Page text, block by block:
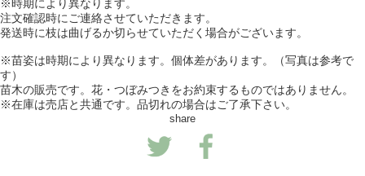
※時期により異なります。
注文確認時にご連絡させていただきます。
発送時に枝は曲げるか切らせていただく場合がございます。
※苗姿は時期により異なります。個体差があります。（写真は参考で
す）
苗木の販売です。花・つぼみつきをお約束するものではありません。
※在庫は売店と共通です。品切れの場合はご了承下さい。
share